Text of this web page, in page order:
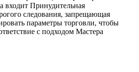
входит Принудительная
следования, запрещающая
параметры торговли, чтобы
с подходом Мастера